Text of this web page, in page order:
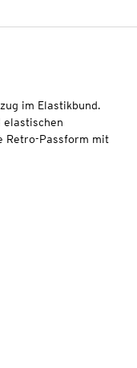
im Elastikbund.
elastischen
Retro-Passform mit